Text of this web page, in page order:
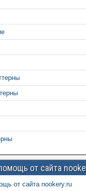
от сайта
от сайта nookery.ru